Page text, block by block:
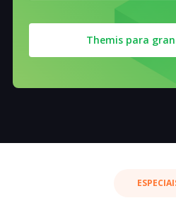
Themis para